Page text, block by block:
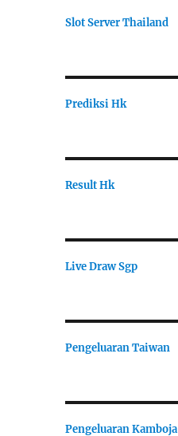
Slot Server Thailand
Prediksi Hk
Result Hk
Live Draw Sgp
Pengeluaran Taiwan
Pengeluaran Kamboja